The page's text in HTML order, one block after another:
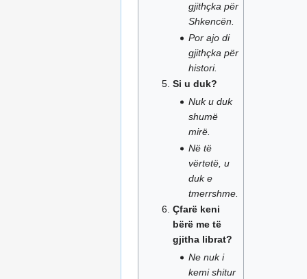
gjithçka për
Shkencën.
Por ajo di
gjithçka për
histori.
Si u duk?
Nuk u duk
shumë
mirë.
Në të
vërtetë, u
duk e
tmerrshme.
Çfarë keni
bërë me të
gjitha librat?
Ne nuk i
kemi shitur